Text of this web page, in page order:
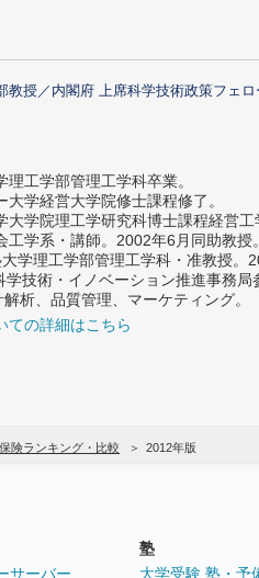
教授／内閣府 上席科学技術政策フェロ
工学部管理工学科卒業。
学経営大学院修士課程修了。
大学院理工学研究科博士課程経営工
工学系・講師。2002年6月同助教授。
学理工学部管理工学科・准教授。
技術・イノベーション推進事務
析、品質管理、マーケティング。
の詳細はこちら
険ランキング・比較 2012年版
サーバー
塾
大学受験 塾・予